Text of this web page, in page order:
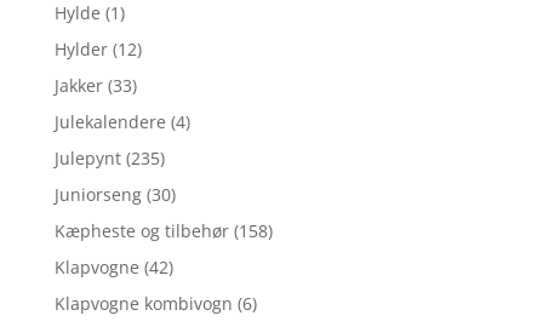
Hylde (1)
Hylder (12)
Jakker (33)
Julekalendere (4)
Julepynt (235)
Juniorseng (30)
Kæpheste og tilbehør (158)
Klapvogne (42)
Klapvogne kombivogn (6)